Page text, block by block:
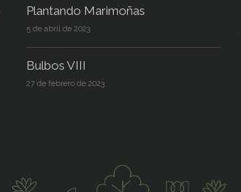
Plantando Marimoñas
5 de abril de 2023
Bulbos VIII
27 de febrero de 2023